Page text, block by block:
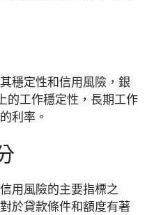
穩定性和信用風險，銀
的工作穩定性，長期工作
利率。
用風險的主要指標之
於貸款條件和額度有著